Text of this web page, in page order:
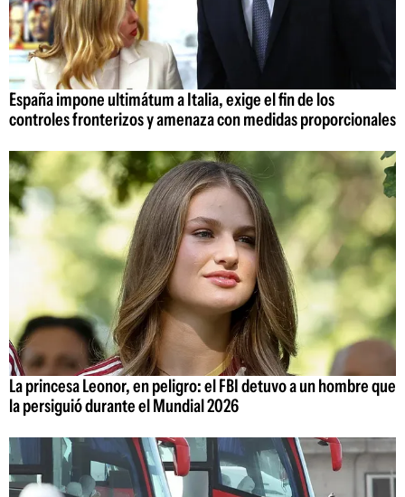
España impone ultimátum a Italia, exige el fin de los
controles fronterizos y amenaza con medidas proporcionales
La princesa Leonor, en peligro: el FBI detuvo a un hombre que
la persiguió durante el Mundial 2026